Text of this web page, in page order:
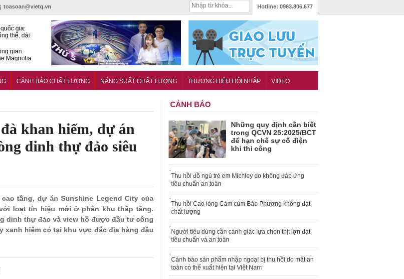
toasoan@vietq.vn Hotline: 0963.806.677
gia:
thể, dài
gian
Magnolia
CẢNH BÁO CHẤT LƯỢNG NĂNG SUẤT CHẤT LƯỢNG THƯƠNG HIỆU HỘI NHẬP VIDEO
khan hiếm, dự án
dinh thự đảo siêu
tầng, dự án Sunshine Legend City của
loạt tín hiệu mới ở phân khu thấp tầng.
dinh thự đảo và view hồ được đầu tư công
hiếm có tại khu vực đắc địa hàng đầu
CẢNH BÁO
Những quy định cần biết
trong QCVN 25:2025/BCT
để hạn chế sự cố điện
khi thi công
Thu hồi đồ ngủ trẻ em Michley do không đáp ứng
tiêu chuẩn an toàn
Thu hồi Cao lỏng Cảm cúm Bảo Phương không đạt
chất lượng
Người tiêu dùng cần cảnh giác lựa chọn thịt lợn đạt
tiêu chuẩn và an toàn
Cảnh báo sản phẩm nhập ngoại bị thu hồi do mất an
toàn có thể xuất hiện tại Việt Nam